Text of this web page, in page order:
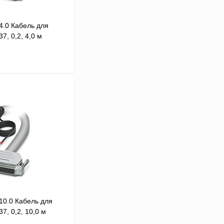
Кабель для
0,2, 4,0 м
заказ
Кабель для
0,2, 10,0 м